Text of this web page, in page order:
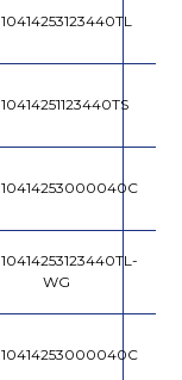
10414253123440TL
10414251123440TS
10414253000040C
10414253123440TL-
WG
10414253000040С